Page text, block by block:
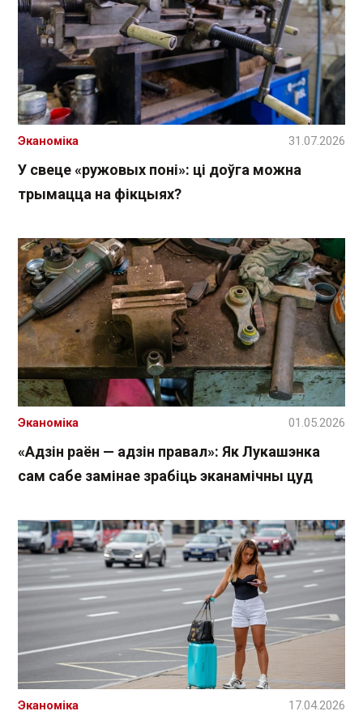
У свеце «ружовых поні»: ці доўга можна
трымацца на фікцыях?
Эканоміка 31.07.2026
«Адзін раён — адзін правал»: Як Лукашэнка
сам сабе замінае зрабіць эканамічны цуд
Эканоміка 01.05.2026
Эканоміка 17.04.2026